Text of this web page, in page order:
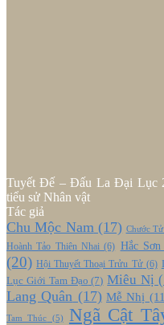
Tuyết Đế – Đấu La Đại Lục
tiểu sử Nhân vật
Tác giả
Chu Mộc Nam(17) Chước Tử
Hoành Tảo Thiên Nhai(6) Hắc
(20) Hội Thuyết Thoại Trửu Tử(6)
Lục Giới Tam Đạo (7) Miêu Nị
Lang Quân (17) Mễ Nhị
Tam Thúc (5) Ngã Cật